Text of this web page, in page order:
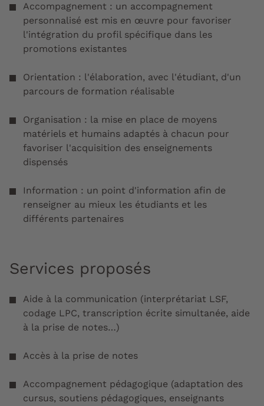
Accompagnement : un accompagnement
personnalisé est mis en œuvre pour favoriser
l'intégration du profil spécifique dans les
promotions existantes
Orientation : l'élaboration, avec l'étudiant, d'un
parcours de formation réalisable
Organisation : la mise en place de moyens
matériels et humains adaptés à chacun pour
favoriser l'acquisition des enseignements
dispensés
Information : un point d'information afin de
renseigner au mieux les étudiants et les
différents partenaires
Services proposés
Aide à la communication (interprétariat LSF,
codage LPC, transcription écrite simultanée, aide
à la prise de notes…)
Accès à la prise de notes
Accompagnement pédagogique (adaptation des
cursus, soutiens pédagogiques, enseignants